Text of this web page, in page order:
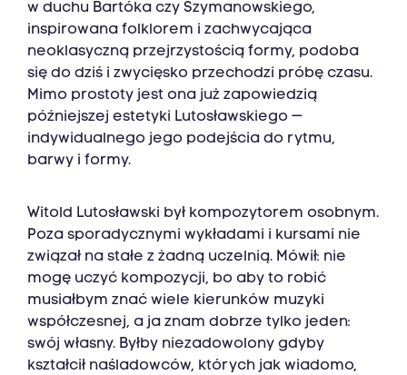
w duchu Bartóka czy Szymanowskiego,
inspirowana folklorem i zachwycająca
neoklasyczną przejrzystością formy, podoba
się do dziś i zwycięsko przechodzi próbę czasu.
Mimo prostoty jest ona już zapowiedzią
późniejszej estetyki Lutosławskiego —
indywidualnego jego podejścia do rytmu,
barwy i formy.
Witold Lutosławski był kompozytorem osobnym.
Poza sporadycznymi wykładami i kursami nie
związał na stałe z żadną uczelnią. Mówił: nie
mogę uczyć kompozycji, bo aby to robić
musiałbym znać wiele kierunków muzyki
współczesnej, a ja znam dobrze tylko jeden:
swój własny. Byłby niezadowolony gdyby
kształcił naśladowców, których jak wiadomo,